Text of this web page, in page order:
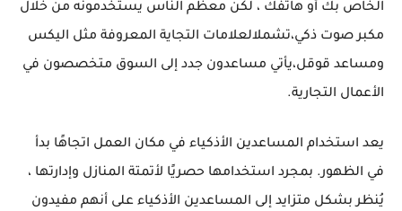
الخاص بك أو هاتفك ، لكن معظم الناس يستخدمونه من خلال
مكبر صوت ذكي،تشملالعلامات التجاية المعروفة مثل اليكس
ومساعد قوقل،يأتي مساعدون جدد إلى السوق متخصصون في
الأعمال التجارية.
يعد استخدام المساعدين الأذكياء في مكان العمل اتجاهًا بدأ
في الظهور. بمجرد استخدامها حصريًا لأتمتة المنازل وإدارتها ،
يُنظر بشكل متزايد إلى المساعدين الأذكياء على أنهم مفيدون